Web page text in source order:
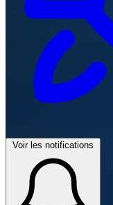
Voir les notifications